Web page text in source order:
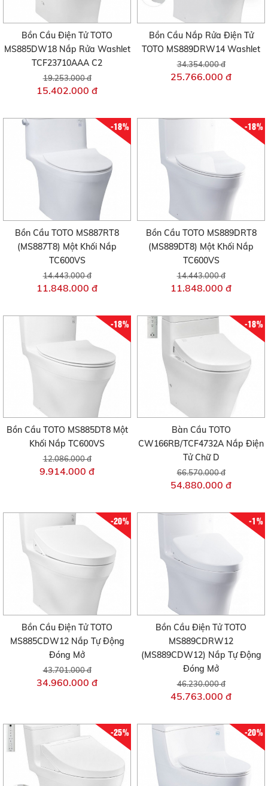
Bồn Cầu Điện Tử TOTO
MS885DW18 Nắp Rửa Washlet
TCF23710AAA C2
19.253.000 đ
15.402.000 đ
Bồn Cầu Nắp Rửa Điện Tử
TOTO MS889DRW14 Washlet
34.354.000 đ
25.766.000 đ
-18%
Bồn Cầu TOTO MS887RT8
(MS887T8) Một Khối Nắp
TC600VS
14.443.000 đ
11.848.000 đ
-18%
Bồn Cầu TOTO MS889DRT8
(MS889DT8) Một Khối Nắp
TC600VS
14.443.000 đ
11.848.000 đ
-18%
Bồn Cầu TOTO MS885DT8 Một
Khối Nắp TC600VS
12.086.000 đ
9.914.000 đ
-18%
Bàn Cầu TOTO
CW166RB/TCF4732A Nắp Điện
Tử Chữ D
66.570.000 đ
54.880.000 đ
-20%
Bồn Cầu Điện Tử TOTO
MS885CDW12 Nắp Tự Động
Đóng Mở
43.701.000 đ
34.960.000 đ
-1%
Bồn Cầu Điện Tử TOTO
MS889CDRW12
(MS889CDW12) Nắp Tự Động
Đóng Mở
46.230.000 đ
45.763.000 đ
-25% -20%